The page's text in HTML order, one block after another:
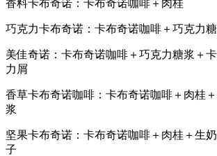
香料卡布奇诺：卡布奇诺咖啡＋肉桂
巧克力卡布奇诺：卡布奇诺咖啡＋巧克力
美佳奇诺：卡布奇诺咖啡＋巧克力糖浆＋
力屑
香草卡布奇诺咖啡：卡布奇诺咖啡＋肉桂
浆
坚果卡布奇诺：卡布奇诺咖啡＋肉桂＋生
子